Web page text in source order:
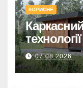
КОРИСНЕ
07.08.2026